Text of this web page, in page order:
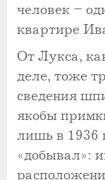
человек –
квартире
От Лукса,
деле, тоже
сведения
якобы
лишь в 1936
«добывал»: